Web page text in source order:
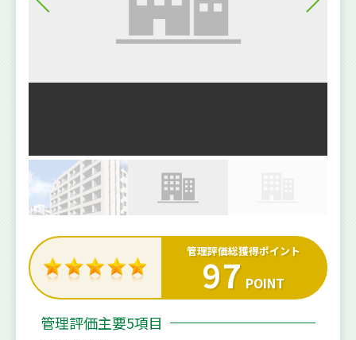
管理評価総獲得ポイント
97 POINT
管理評価主要5項目